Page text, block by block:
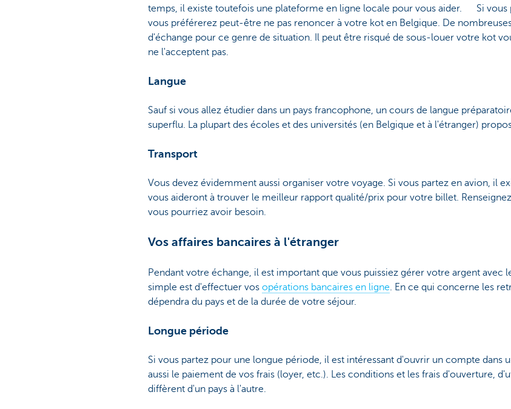
temps, il existe toutefois une plateforme en ligne locale pour vous aider. Si vous
vous préférerez peut-être ne pas renoncer à votre kot en Belgique. De
d'échange pour ce genre de situation. Il peut être risqué de sous-louer votre kot
ne l'acceptent pas.
Langue
Sauf si vous allez étudier dans un pays francophone, un cours de langue
superflu. La plupart des écoles et des universités (en Belgique et à l'étranger)
Transport
Vous devez évidemment aussi organiser votre voyage. Si vous partez en avion, il
vous aideront à trouver le meilleur rapport qualité/prix pour votre billet.
vous pourriez avoir besoin.
Vos affaires bancaires à l'étranger
Pendant votre échange, il est important que vous puissiez gérer votre argent avec
simple est d'effectuer vos opérations bancaires en ligne. En ce qui concerne les
dépendra du pays et de la durée de votre séjour.
Longue période
Si vous partez pour une longue période, il est intéressant d'ouvrir un compte dans
aussi le paiement de vos frais (loyer, etc.). Les conditions et les frais d'ouverture,
diffèrent d'un pays à l'autre.